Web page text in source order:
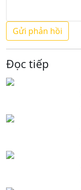
Đọc tiếp